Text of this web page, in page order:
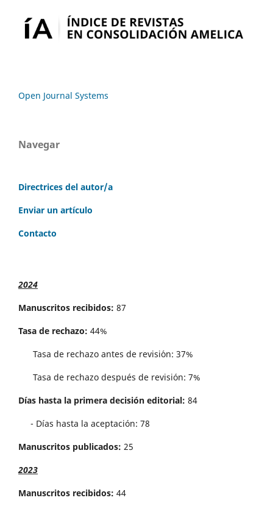
Open Journal Systems
Navegar
Directrices del autor/a
Enviar un artículo
Contacto
2024
Manuscritos recibidos: 87
Tasa de rechazo: 44%
Tasa de rechazo antes de revisi´on: 37%
Tasa de rechazo después de revisión: 7%
Días hasta la primera decisión editorial: 84
- Días hasta la aceptación: 78
Manuscritos publicados: 25
2023
Manuscritos recibidos: 44